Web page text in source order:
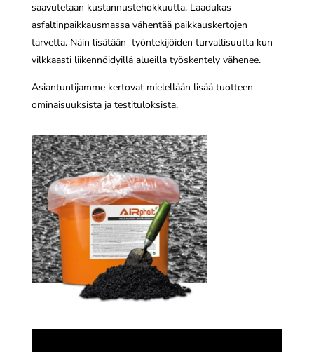
saavutetaan kustannustehokkuutta. Laadukas
asfaltinpaikkausmassa vähentää paikkauskertojen
tarvetta. Näin lisätään työntekijöiden turvallisuutta kun
vilkkaasti liikennöidyillä alueilla työskentely vähenee.
Asiantuntijamme kertovat mielellään lisää tuotteen
ominaisuuksista ja testituloksista.